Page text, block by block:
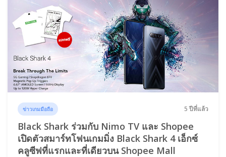
ข่าวเกมมือถือ 5 ปีที่แล้ว
Black Shark ร่วมกับ Nimo TV และ Shopee
เปิดตัวสมาร์ทโฟนเกมมิ่ง Black Shark 4 เอ็กซ์
คลูซีฟที่แรกและที่เดียวบน Shopee Mall